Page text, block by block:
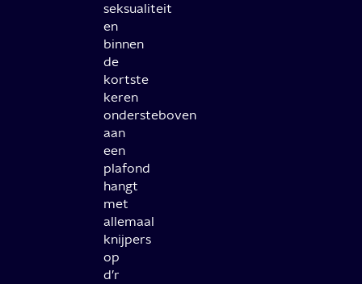
seksualiteit
en
binnen
de
kortste
keren
ondersteboven
aan
een
plafond
hangt
met
allemaal
knijpers
op
d’r